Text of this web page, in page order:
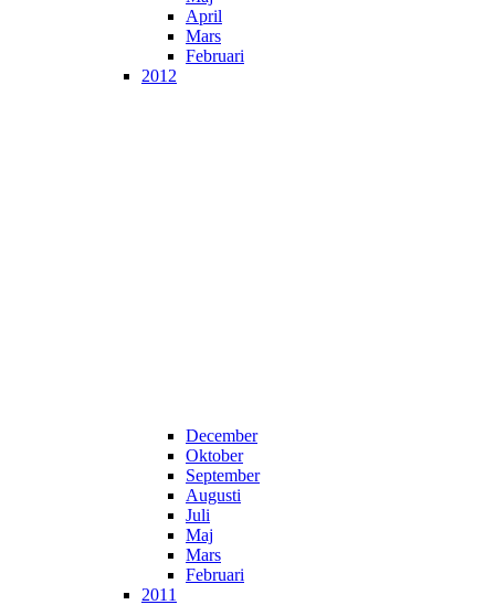
April
Mars
Februari
2012
December
Oktober
September
Augusti
Juli
Maj
Mars
Februari
2011